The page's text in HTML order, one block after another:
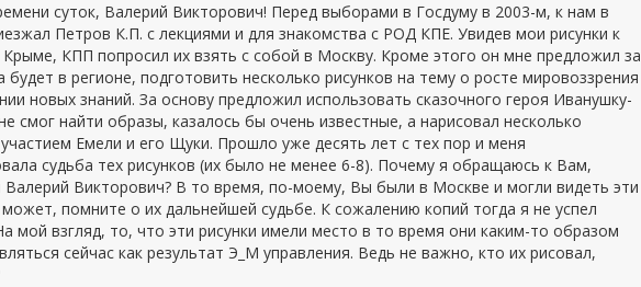
суток, Валерий Викторович! Перед выборами в Госдуму в 2003-м, к нам в
Петров К.П. с лекциями и для знакомства с РОД КПЕ. Увидев мои рисунки к
Крыме, КПП попросил их взять с собой в Москву. Кроме этого он мне предложил за
будет в регионе, подготовить несколько рисунков на тему о росте мировоззрения
новых знаний. За основу предложил использовать сказочного героя Иванушку-
смог найти образы, казалось бы очень известные, а нарисовал несколько
Емели и его Щуки. Прошло уже десять лет с тех пор и меня
судьба тех рисунков (их было не менее 6-8). Почему я обращаюсь к Вам,
Викторович? В то время, по-моему, Вы были в Москве и могли видеть эти
помните о их дальнейшей судьбе. К сожалению копий тогда я не успел
мой взгляд, то, что эти рисунки имели место в то время они каким-то образом
сейчас как результат Э_М управления. Ведь не важно, кто их рисовал,